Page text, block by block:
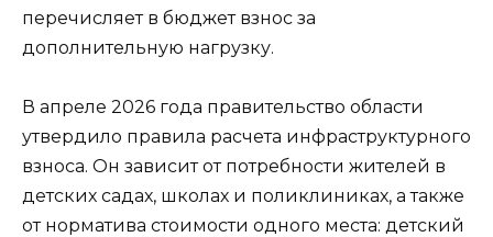
перечисляет в бюджет взнос за
дополнительную нагрузку.
В апреле 2026 года правительство области
утвердило правила расчета инфраструктурного
взноса. Он зависит от потребности жителей в
детских садах, школах и поликлиниках, а также
от норматива стоимости одного места: детский